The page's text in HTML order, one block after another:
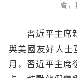
會，
習近平主席親
與美國友好人士
月，習近平主席